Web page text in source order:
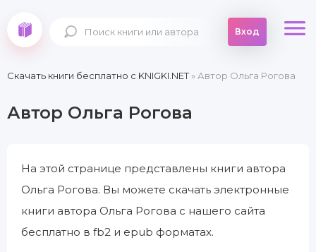
Вход
Скачать книги бесплатно c KNIGKI.NET» Автор Ольга Рогова
Автор Ольга Рогова
На этой странице представлены книги автора
Ольга Рогова. Вы можете скачать электронные
книги автора Ольга Рогова с нашего сайта
бесплатно в fb2 и epub форматах.